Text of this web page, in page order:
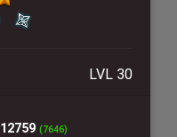
LVL 30
12759 (7646)